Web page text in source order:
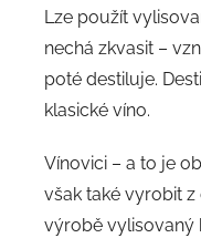
Lze použít
nechá zkvasit –
poté destiluje.
klasické víno.
Vínovici – a to je
však také vyrobit
výrobě vylisovaný